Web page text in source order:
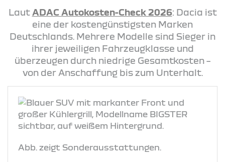
Laut ADAC Autokosten-Check 2026: Dacia ist
eine der kostengünstigsten Marken
Deutschlands. Mehrere Modelle sind Sieger in
ihrer jeweiligen Fahrzeugklasse und
überzeugen durch niedrige Gesamtkosten –
von der Anschaffung bis zum Unterhalt.
Abb. zeigt Sonderausstattungen.